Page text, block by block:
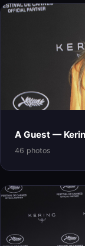
A Guest —
46 photos